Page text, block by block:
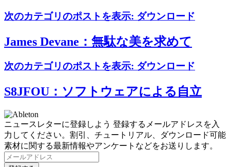
次のカテゴリのポストを表示: ダウンロード
James Devane：無駄な美を求めて
次のカテゴリのポストを表示: ダウンロード
S8JFOU：ソフトウェアによる自立
ニュースレターに登録しよう 登録するメールアドレスを入
力してください。割引、チュートリアル、ダウンロード可能
素材に関する最新情報やアンケートなどをお送りします。